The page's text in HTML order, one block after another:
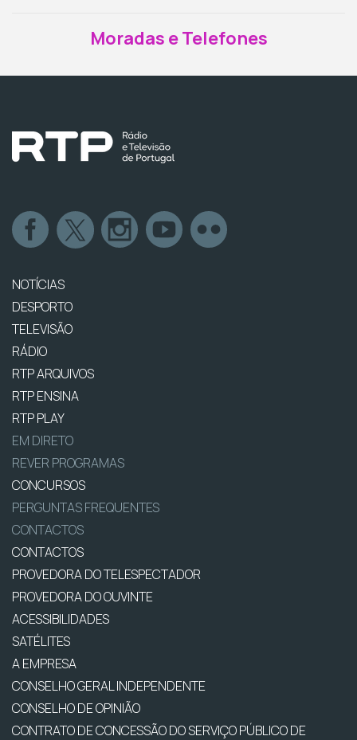
Moradas e Telefones
NOTÍCIAS
DESPORTO
TELEVISÃO
RÁDIO
RTP ARQUIVOS
RTP ENSINA
RTP PLAY
EM DIRETO
REVER PROGRAMAS
CONCURSOS
PERGUNTAS FREQUENTES
CONTACTOS
CONTACTOS
PROVEDORA DO TELESPECTADOR
PROVEDORA DO OUVINTE
ACESSIBILIDADES
SATÉLITES
A EMPRESA
CONSELHO GERAL INDEPENDENTE
CONSELHO DE OPINIÃO
CONTRATO DE CONCESSÃO DO SERVIÇO PÚBLICO DE